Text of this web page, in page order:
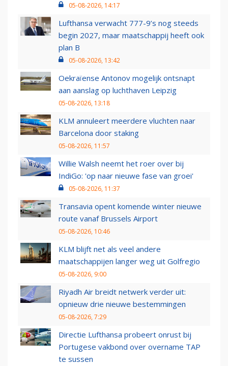
05-08-2026, 14:17
Lufthansa verwacht 777-9’s nog steeds
begin 2027, maar maatschappij heeft ook
plan B
05-08-2026, 13:42
Oekraïense Antonov mogelijk ontsnapt
aan aanslag op luchthaven Leipzig
05-08-2026, 13:18
KLM annuleert meerdere vluchten naar
Barcelona door staking
05-08-2026, 11:57
Willie Walsh neemt het roer over bij
IndiGo: 'op naar nieuwe fase van groei'
05-08-2026, 11:37
Transavia opent komende winter nieuwe
route vanaf Brussels Airport
05-08-2026, 10:46
KLM blijft net als veel andere
maatschappijen langer weg uit Golfregio
05-08-2026, 9:00
Riyadh Air breidt netwerk verder uit:
opnieuw drie nieuwe bestemmingen
05-08-2026, 7:29
Directie Lufthansa probeert onrust bij
Portugese vakbond over overname TAP
te sussen